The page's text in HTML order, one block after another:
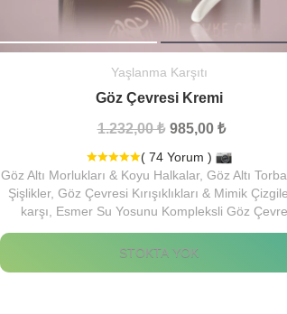
Yaşlanma Karşıtı
Göz Çevresi Kremi
1.232,00 ₺ 985,00 ₺
( 74 Yorum )
Göz Altı Morlukları & Koyu Halkalar, Göz Altı
Şişlikler, Göz Çevresi Kırışıklıkları & Mimik
karşı, Esmer Su Yosunu Kompleksli Göz
STOKTA YOK